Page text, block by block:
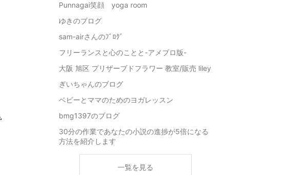
Punnagai笑顔 yoga room
ゆきのブログ
sam-airさんのﾌﾞﾛｸﾞ
フリーランスと心のことと-アメブロ版-
大阪 旭区 プリザーブドフラワー 教室/販売 liley
ぎいちゃんのブログ
ベビーとママのためのヨガレッスン
bmg1397のブログ
30分の作業であなたの小説の進捗が5倍になる
方法を紹介します
一覧を見る